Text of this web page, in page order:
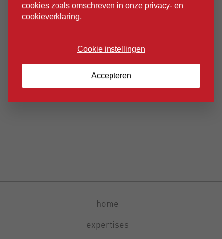
Corpus den Hoorn 300, 9728 JT Groningen
Ben jij erbij?
home
expertises
cookies zoals omschreven in onze privacy- en
cookieverklaring.
Cookie instellingen
Accepteren